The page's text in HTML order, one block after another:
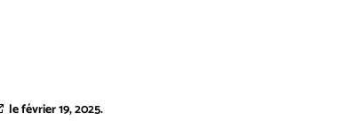
le février 19, 2025.